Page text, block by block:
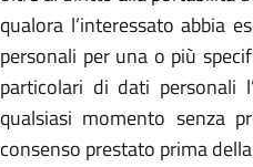
qualora l’interessato abbia
personali per una o più
particolari di dati personali
qualsiasi momento senza
consenso prestato prima